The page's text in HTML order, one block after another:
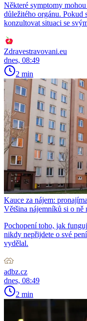
Některé symptomy
důležitého orgánu. Pokud
konzultovat situaci se
Zdravestravovani.eu
dnes, 08:49
2 min
Kauce za nájem:
Většina nájemníků si o ně
Pochopení toho, jak
nikdy nepřijdete o své
vydělal.
adbz.cz
dnes, 08:49
2 min